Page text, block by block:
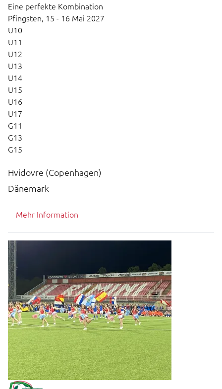
Eine perfekte Kombination
Pfingsten, 15 - 16 Mai 2027
U10
U11
U12
U13
U14
U15
U16
U17
G11
G13
G15
Hvidovre (Copenhagen)
Dänemark
Mehr Information